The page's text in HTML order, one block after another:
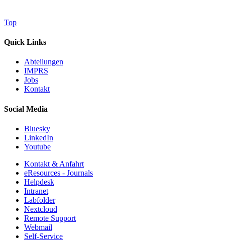
Top
Quick Links
Abteilungen
IMPRS
Jobs
Kontakt
Social Media
Bluesky
LinkedIn
Youtube
Kontakt & Anfahrt
eResources - Journals
Helpdesk
Intranet
Labfolder
Nextcloud
Remote Support
Webmail
Self-Service